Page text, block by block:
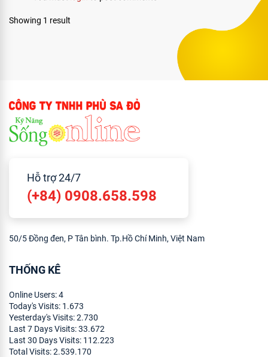
Showing 1 result
Hỗ trợ 24/7
(+84) 0908.658.598
50/5 Đồng đen, P Tân bình. Tp.Hồ Chí Minh, Việt Nam
THỐNG KÊ
Online Users:4
Today's Visits: 1.673
Yesterday's Visits:2.730
Last 7 Days Visits:33.672
Last 30 Days Visits: 112.223
Total Visits:2.539.170